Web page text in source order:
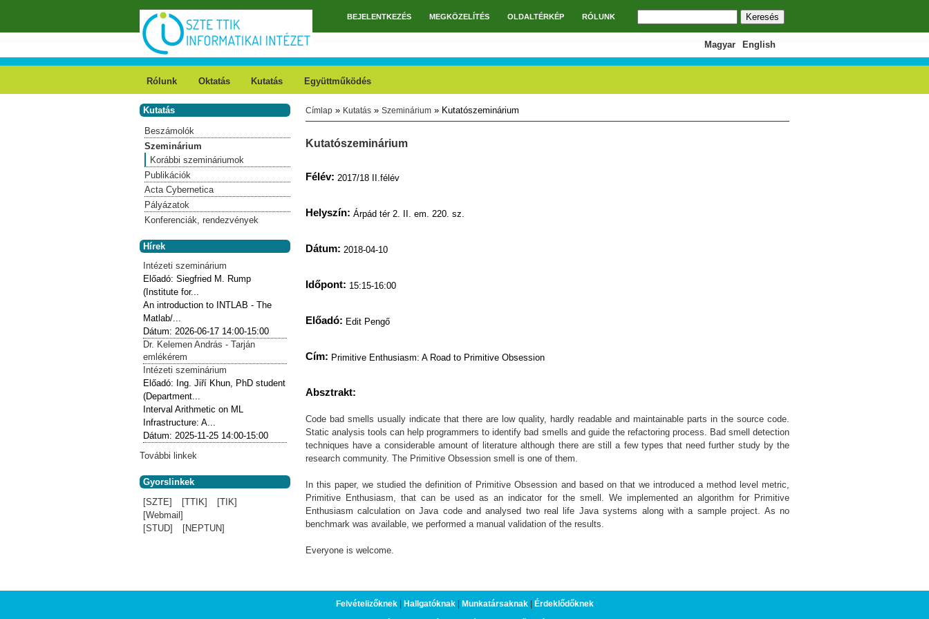
FőmenüBEJELENTKEZÉS MEGKÖZELÍTÉS OLDALTÉRKÉP RÓLUNK Keresés űrlap
English
Magyar
Rólunk Oktatás Kutatás Együttműködés
Jelenlegi hely
Címlap » Kutatás » Szeminárium » Kutatószeminárium
Kutatószeminárium
Félév: 2017/18 II.félév
Helyszín: Árpád tér 2. II. em. 220. sz.
Dátum: 2018-04-10
Időpont: 15:15-16:00
Előadó: Edit Pengő
Cím: Primitive Enthusiasm: A Road to Primitive Obsession
Absztrakt:
Code bad smells usually indicate that there are low quality, hardly readable and maintainable parts in the source code.
Static analysis tools can help programmers to identify bad smells and guide the refactoring process. Bad smell detection
techniques have a considerable amount of literature although there are still a few types that need further study by the
research community. The Primitive Obsession smell is one of them.
In this paper, we studied the definition of Primitive Obsession and based on that we introduced a method level metric,
Primitive Enthusiasm, that can be used as an indicator for the smell. We implemented an algorithm for Primitive
Enthusiasm calculation on Java code and analysed two real life Java systems along with a sample project. As no
benchmark was available, we performed a manual validation of the results.
Everyone is welcome.
Kutatás
Beszámolók
Szeminárium
Korábbi szemináriumok
Publikációk
Acta Cybernetica
Pályázatok
Konferenciák, rendezvények
Hírek
Intézeti szeminárium
Előadó:Siegfried M. Rump
(Institute for...
An introduction to INTLAB - The
Matlab/...
Dátum:2026-06-17 14:00-15:00
Dr. Kelemen András - Tarján
emlékérem
Intézeti szeminárium
Előadó: Ing. Jiří Khun, PhD student
(Department...
Interval Arithmetic on ML
Infrastructure: A...
Dátum:2025-11-25 14:00-15:00
További linkek
Gyorslinkek
[SZTE]
[TTIK]
[TIK]
[Webmail]
[STUD]
[NEPTUN]
Felvételizőknek| Hallgatóknak| Munkatársaknak|
Érdeklődőknek